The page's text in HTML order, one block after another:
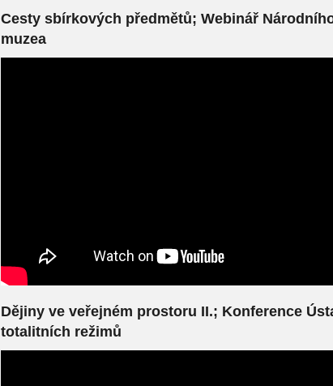
Cesty sbírkových předmětů; Webinář
muzea
Dějiny ve veřejném prostoru II.; Konference
totalitních režimů